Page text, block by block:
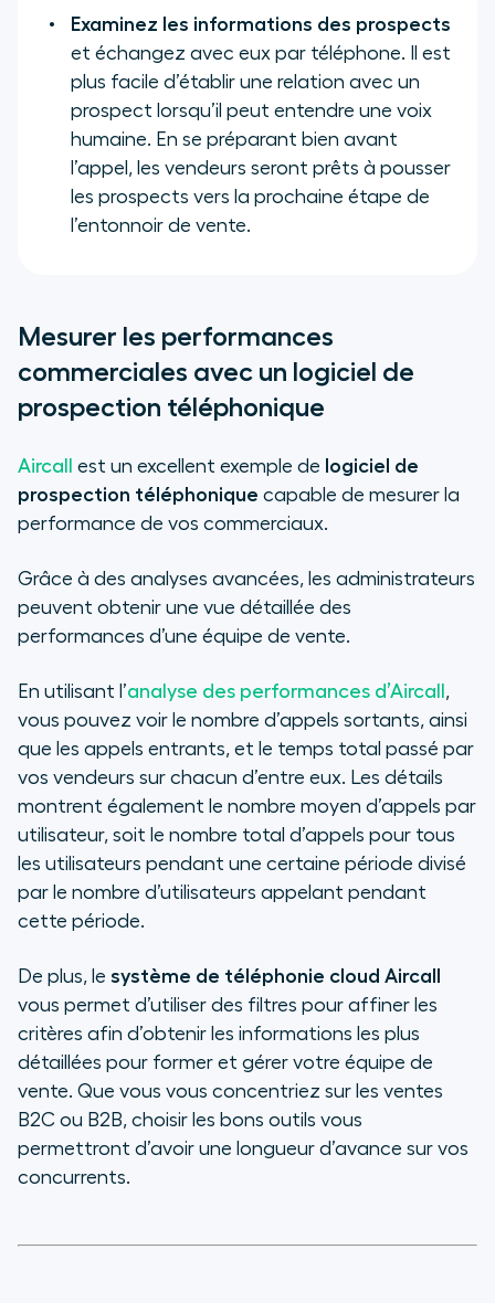
Examinez les informations des prospects
et échangez avec eux par téléphone. Il est
plus facile d’établir une relation avec un
prospect lorsqu’il peut entendre une voix
humaine. En se préparant bien avant
l’appel, les vendeurs seront prêts à pousser
les prospects vers la prochaine étape de
l’entonnoir de vente.
Mesurer les performances
commerciales avec un logiciel de
prospection téléphonique
Aircall est un excellent exemple de logiciel de
prospection téléphonique capable de mesurer la
performance de vos commerciaux.
Grâce à des analyses avancées, les administrateurs
peuvent obtenir une vue détaillée des
performances d’une équipe de vente.
En utilisant l’analyse des performances d’Aircall ,
vous pouvez voir le nombre d’appels sortants, ainsi
que les appels entrants, et le temps total passé par
vos vendeurs sur chacun d’entre eux. Les détails
montrent également le nombre moyen d’appels par
utilisateur, soit le nombre total d’appels pour tous
les utilisateurs pendant une certaine période divisé
par le nombre d’utilisateurs appelant pendant
cette période.
De plus, le système de téléphonie cloud Aircall
vous permet d’utiliser des filtres pour affiner les
critères afin d’obtenir les informations les plus
détaillées pour former et gérer votre équipe de
vente. Que vous vous concentriez sur les ventes
B2C ou B2B, choisir les bons outils vous
permettront d’avoir une longueur d’avance sur vos
concurrents.